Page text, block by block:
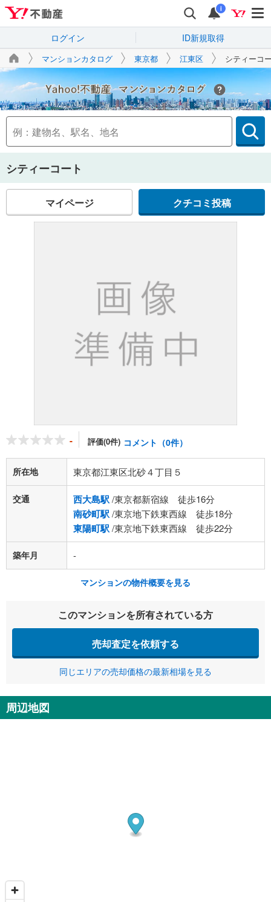
i
ログイン ID新規取得
マンションカタログ 東京都 江東区 シティーコ
Yahoo!不動産
シティーコート
マイページ クチコミ投稿
- 評価(0件) コメント（0件）
所在地 東京都江東区北砂４丁目５
交通 西大島駅/東京都新宿線 徒歩16分
南砂町駅/東京地下鉄東西線 徒歩18分
東陽町駅/東京地下鉄東西線 徒歩22分
築年月 -
マンションの物件概要を見る
このマンションを所有されている方
売却査定を依頼する
同じエリアの売却価格の最新相場を見る
周辺地図